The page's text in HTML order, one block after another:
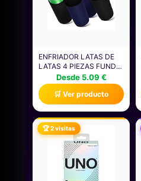
ENFRIADOR LATAS DE
LATAS 4 PIEZAS FUNDA
LATA CERVEZA
CUBRELATAS DE
CERVEZA CUBRE LATAS
FUNDA LATAS
NEOPRENO ENFRIADOR
CERVEZA ADECUADO
PARA REUNIONES
FAMILIARES FIESTAS DE
CERVEZA AZUL MARINO
Y NEGRO
Desde 5.09 €
🛒 Ver producto
🏆 2 visitas